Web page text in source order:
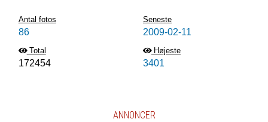
Antal fotos
86
Seneste
2009-02-11
Total
172454
Højeste
3401
ANNONCER